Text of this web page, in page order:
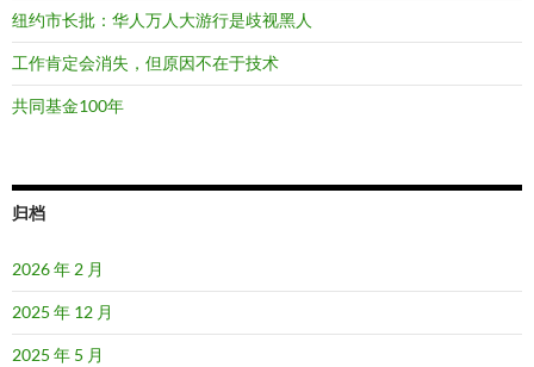
纽约市长批：华人万人大游行是歧视黑人
工作肯定会消失，但原因不在于技术
共同基金100年
归档
2026 年 2 月
2025 年 12 月
2025 年 5 月